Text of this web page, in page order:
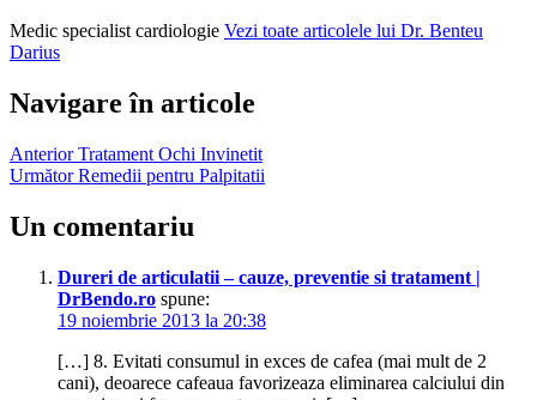
pentru
osteoporoza
alimentar
osteoporoza
naturist
osteoporoza
naturist
Medic specialist cardiologie Vezi toate articolele lui Dr. Benteu
Darius
Navigare în articole
AnteriorTratament Ochi Invinetit
UrmătorRemedii pentru Palpitatii
Un comentariu
Dureri de articulatii – cauze, preventie si tratament |
DrBendo.ro spune:
19 noiembrie 2013 la 20:38
[…] 8. Evitati consumul in exces de cafea (mai mult de 2
cani), deoarece cafeaua favorizeaza eliminarea calciului din